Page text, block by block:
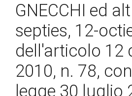
GNECCHI ed
septies, 12-
dell'articolo 12
2010, n. 78,
legge 30 luglio